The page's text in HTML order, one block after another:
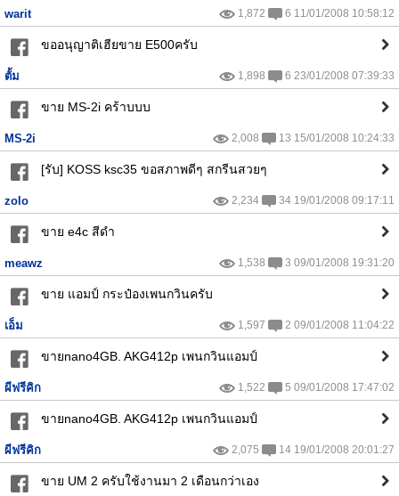
warit 1,872 6 11/01/2008 10:58:12
ขออนุญาติเฮียขาย E500ครับ
ตั้ม 1,898 6 23/01/2008 07:39:33
ขาย MS-2i คร้าบบบ
MS-2i 2,008 13 15/01/2008 10:24:33
[รับ] KOSS ksc35 ขอสภาพดีๆ สกรีนสวยๆ
zolo 2,234 34 19/01/2008 09:17:11
ขาย e4c สีดำ
meawz 1,538 3 09/01/2008 19:31:20
ขาย แอมป์ กระป๋องเพนกวินครับ
เอ็ม 1,597 2 09/01/2008 11:04:22
ขายnano4GB. AKG412p เพนกวินแอมป์
ผีฟรีคิก 1,522 5 09/01/2008 17:47:02
ขายnano4GB. AKG412p เพนกวินแอมป์
ผีฟรีคิก 2,075 14 19/01/2008 20:01:27
ขาย UM 2 ครับใช้งานมา 2 เดือนกว่าเอง